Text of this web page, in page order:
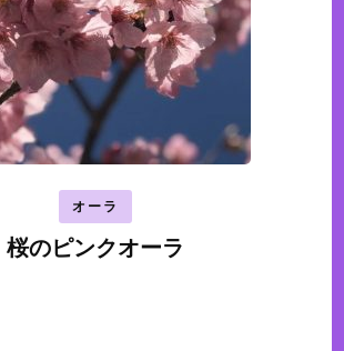
オーラ
桜のピンクオーラ